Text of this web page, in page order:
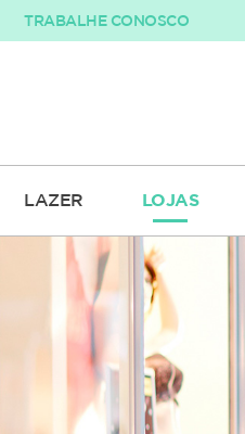
TRABALHE CONOSCO
LAZER LOJAS